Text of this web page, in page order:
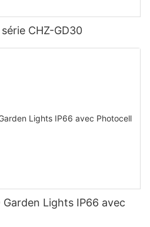
CHZ-GD30
Garden Lights IP66 avec